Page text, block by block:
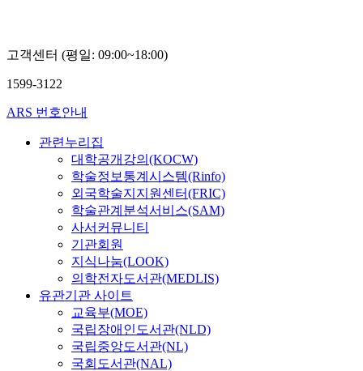
고객센터 (평일: 09:00~18:00)
1599-3122
ARS 번호안내
관련누리집
대학공개강의(KOCW)
학술정보통계시스템(Rinfo)
외국학술지지원센터(FRIC)
학술관계분석서비스(SAM)
사서커뮤니티
기관회원
지식나눔(LOOK)
의학전자도서관(MEDLIS)
유관기관 사이트
교육부(MOE)
국립장애인도서관(NLD)
국립중앙도서관(NL)
국회도서관(NAL)